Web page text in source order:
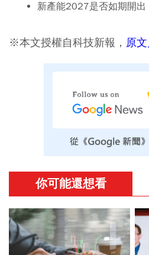
新產能2027是否如期開出
※本文授權自科技新報， 原文